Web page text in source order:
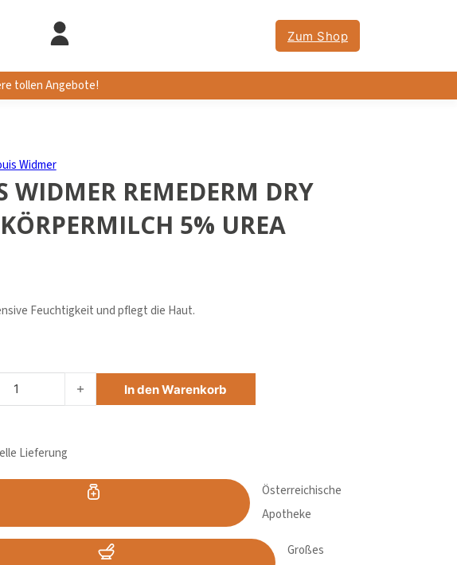
Zum Shop
tollen Angebote!
Widmer
WIDMER REMEDERM DRY
5% UREA
Feuchtigkeit und pflegt die Haut.
REMEDERM DRY SKIN KÖRPERMILCH 5% UREA Menge
In den Warenkorb
Lieferung
Österreichische
Apotheke
Großes